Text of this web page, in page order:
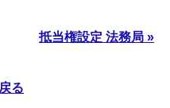
抵当権設定 法務局 »
る